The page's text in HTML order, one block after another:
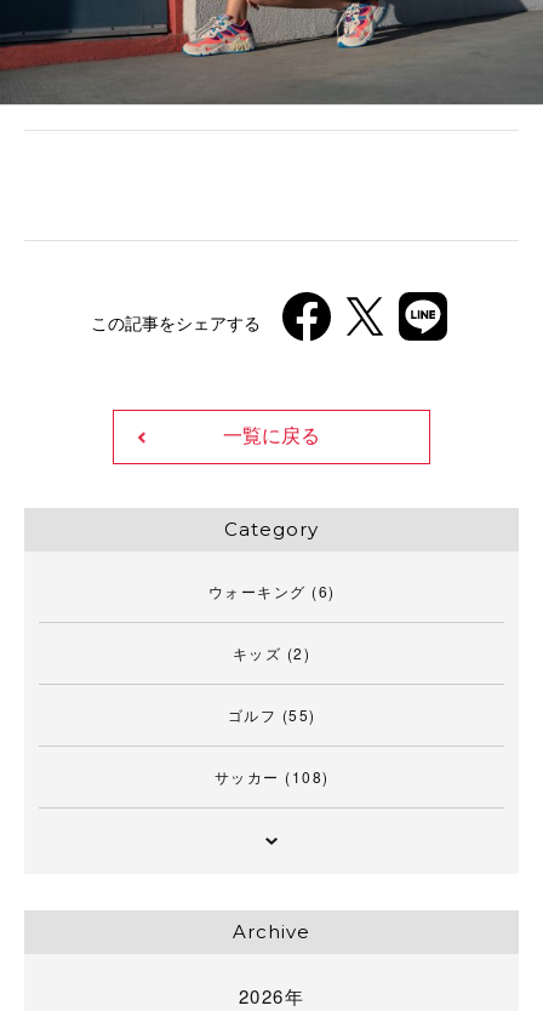
この記事をシェアする
一覧に戻る
Category
ウォーキング (6)
キッズ (2)
ゴルフ (55)
サッカー (108)
Archive
2026年